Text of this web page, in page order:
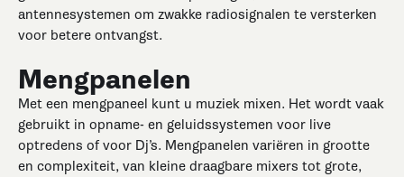
antennesystemen om zwakke radiosignalen te versterken
voor betere ontvangst.
Mengpanelen
Met een mengpaneel kunt u muziek mixen. Het wordt vaak
gebruikt in opname- en geluidssystemen voor live
optredens of voor Dj’s. Mengpanelen variëren in grootte
en complexiteit, van kleine draagbare mixers tot grote,